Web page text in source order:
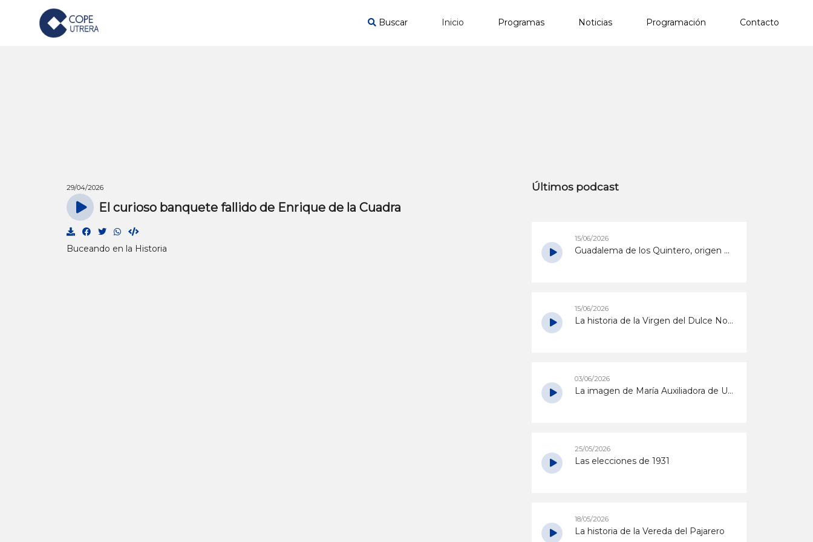
Buscar Inicio Programas Noticias Programación Contacto
29/04/2026
El curioso banquete fallido de Enrique de la Cuadra
Buceando en la Historia
Últimos podcast
15/06/2026
Guadalema de los Quintero, origen y surgimiento de un pueblo soñado
15/06/2026
La historia de la Virgen del Dulce Nombre de Utrera
03/06/2026
La imagen de María Auxiliadora de Utrera
25/05/2026
Las elecciones de 1931
18/05/2026
La historia de la Vereda del Pajarero